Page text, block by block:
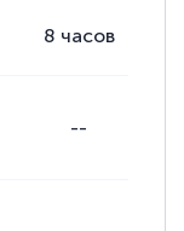
8 часов
--